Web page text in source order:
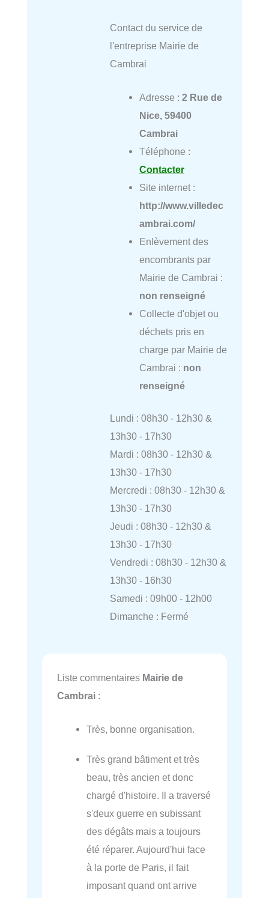
Contact du service de
l'entreprise Mairie de
Cambrai
Adresse : 2 Rue de
Nice, 59400
Cambrai
Téléphone :
Contacter
Site internet :
http://www.villedec
ambrai.com/
Enlèvement des
encombrants par
Mairie de Cambrai :
non renseigné
Collecte d'objet ou
déchets pris en
charge par Mairie de
Cambrai : non
renseigné
Lundi : 08h30 - 12h30 &
13h30 - 17h30
Mardi : 08h30 - 12h30 &
13h30 - 17h30
Mercredi : 08h30 - 12h30 &
13h30 - 17h30
Jeudi : 08h30 - 12h30 &
13h30 - 17h30
Vendredi : 08h30 - 12h30 &
13h30 - 16h30
Samedi : 09h00 - 12h00
Dimanche : Fermé
Liste commentaires Mairie de
Cambrai :
Très, bonne organisation.
Très grand bâtiment et très
beau, très ancien et donc
chargé d'histoire. Il a traversé
s'deux guerre en subissant
des dégâts mais a toujours
été réparer. Aujourd'hui face
à la porte de Paris, il fait
imposant quand ont arrive